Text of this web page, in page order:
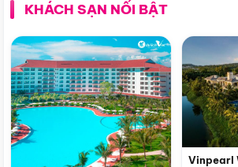
KHÁCH SẠN NỔI BẬT
Vinpearl